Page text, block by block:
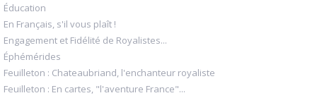
Éducation
En Français, s'il vous plaît !
Engagement et Fidélité de Royalistes...
Éphémérides
Feuilleton : Chateaubriand, l'enchanteur royaliste
Feuilleton : En cartes, "l'aventure France"...